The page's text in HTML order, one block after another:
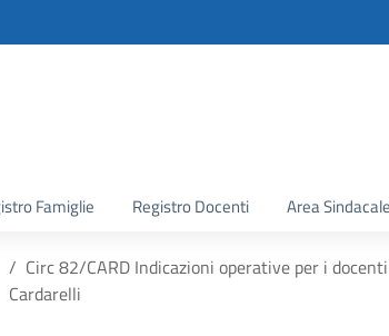
Famiglie Registro Docenti Area Sindacale
Circ 82/CARD Indicazioni operative per i
Cardarelli